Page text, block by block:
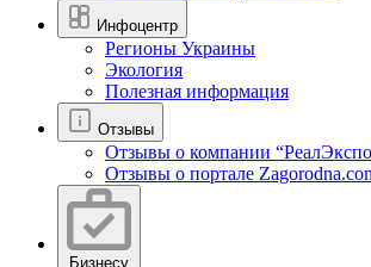
Инфоцентр
Регионы Украины
Экология
Полезная информация
Отзывы
Отзывы о компании
Отзывы о портале
Бизнесу